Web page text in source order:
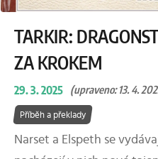
TARKIR:
ZA KROKEM
29. 3. 2025 (upraveno: 13. 4.
Příběh a překlady
Narset a Elspeth se